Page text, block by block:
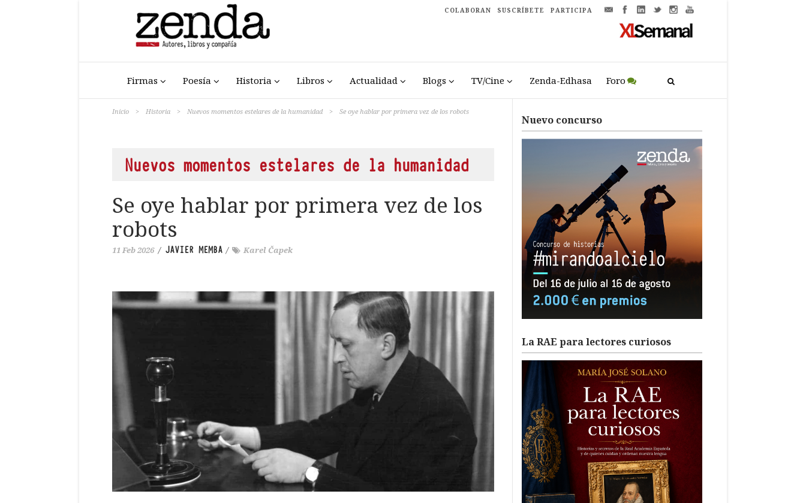
COLABORAN SUSCRÍBETE PARTICIPA
Firmas Poesía Historia Libros Actualidad Blogs TV/Cine Zenda-Edhasa Foro
Inicio > Historia > Nuevos momentos estelares de la humanidad > Se oye hablar por primera vez de los robots
Nuevos momentos estelares de la humanidad
Se oye hablar por primera vez de los
robots
11 Feb 2026 / JAVIER MEMBA / Karel Čapek
Nuevo concurso
La RAE para lectores curiosos